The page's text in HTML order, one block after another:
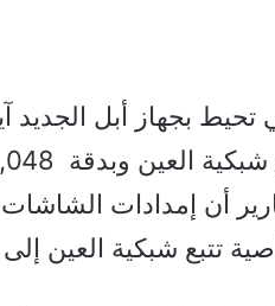
بجهاز أبل الجديد
أن إمدادات الشاشات
شبكية العين إلى عام